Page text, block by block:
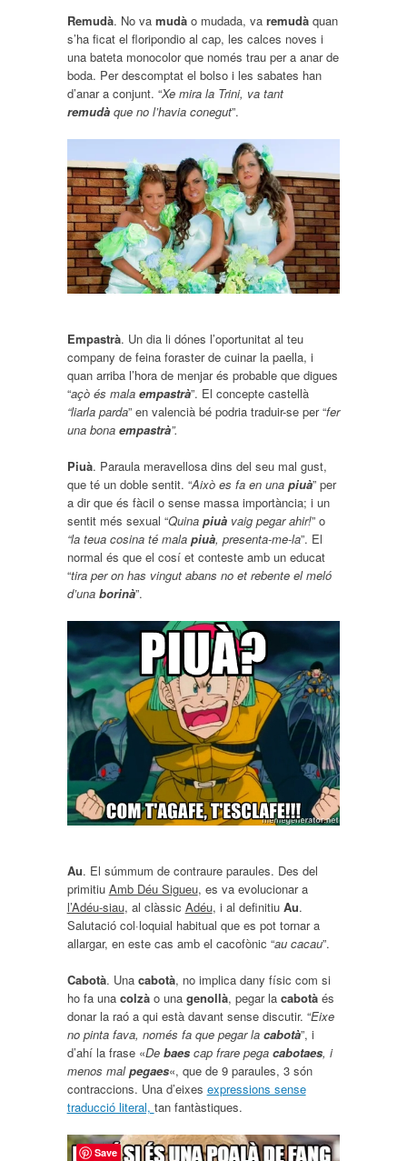
Remudà. No va mudà o mudada, va remudà quan
s’ha ficat el floripondio al cap, les calces noves i
una bateta monocolor que només trau per a anar de
boda. Per descomptat el bolso i les sabates han
d’anar a conjunt. “Xe mira la Trini, va tant
remudà que no l’havia conegut”.
Empastrà. Un dia li dónes l’oportunitat al teu
company de feina foraster de cuinar la paella, i
quan arriba l’hora de menjar és probable que digues
“açò és mala empastrà”. El concepte castellà
“liarla parda” en valencià bé podria traduir-se per “fer
una bona empastrà”.
Piuà. Paraula meravellosa dins del seu mal gust,
que té un doble sentit. “Això es fa en una piuà” per
a dir que és fàcil o sense massa importància; i un
sentit més sexual “Quina piuàvaig pegar ahir!” o
“la teua cosina té mala piuà, presenta-me-la”. El
normal és que el cosí et conteste amb un educat
“tira per on has vingut abans no et rebente el meló
d’una borinà”.
Au. El súmmum de contraure paraules. Des del
primitiu Amb Déu Sigueu, es va evolucionar a
l’Adéu-siau, al clàssic Adéu, i al definitiu Au.
Salutació col·loquial habitual que es pot tornar a
allargar, en este cas amb el cacofònic “au cacau”.
Cabotà. Una cabotà, no implica dany físic com si
ho fa una colzào una genollà, pegar la cabotà és
donar la raó a qui està davant sense discutir. “Eixe
no pinta fava, només fa que pegar la cabotà”, i
d’ahí la frase «De baescap frare pega cabotaes, i
menos malpegaes«, que de 9 paraules, 3 són
contraccions. Una d’eixes expressions sense
traducció literal, tan fantàstiques.
Save